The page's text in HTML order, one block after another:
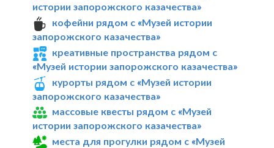
истории запорожского казачества»
кофейни рядом с «Музей истории
запорожского казачества»
креативные пространства рядом с
«Музей истории запорожского казачества»
курорты рядом с «Музей истории
запорожского казачества»
массовые квесты рядом с «Музей
истории запорожского казачества»
места для прогулки рядом с «Музей